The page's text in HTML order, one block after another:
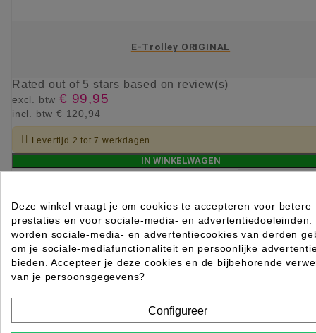
E-Trolley ORIGINAL
Rated out of 5 stars based on review(s)
excl. btw € 99,95
incl. btw € 120,94
 Levertijd 2 tot 7 werkdagen
IN WINKELWAGEN
Deze winkel vraagt je om cookies te accepteren voor betere
prestaties en voor sociale-media- en advertentiedoeleinden.
worden sociale-media- en advertentiecookies van derden
om je sociale-mediafunctionaliteit en persoonlijke
bieden. Accepteer je deze cookies en de bijbehorende
van je persoonsgegevens?
Configureer